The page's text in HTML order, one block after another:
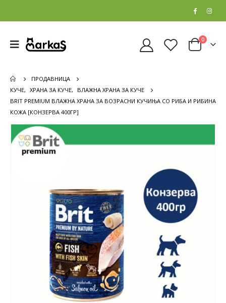
0
ПРОДАВНИЦА
КУЧЕ, ХРАНА ЗА КУЧЕ,
ВЛАЖНА ХРАНА ЗА КУЧЕ
BRIT PREMIUM ВЛАЖНА ХРАНА ЗА ВОЗРАСНИ КУЧИЊА СО РИБА И РИБИНА
КОЖА [КОНЗЕРВА 400ГР]